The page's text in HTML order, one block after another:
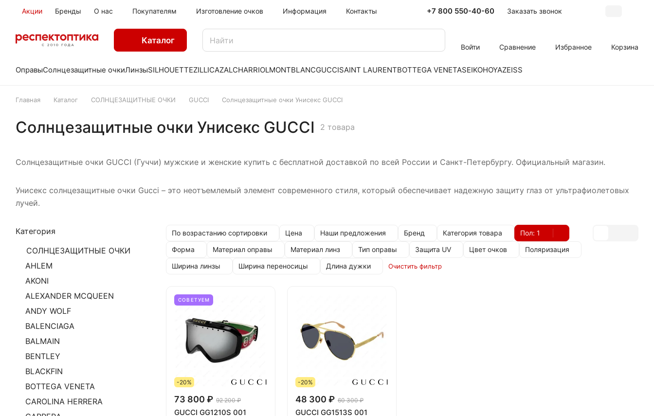
Акции Бренды О нас Покупателям Изготовление очков Информация Контакты +7 800 550-40-60 Заказать звонок
Каталог
Войти Сравнение Избранное Корзина
ОправыСолнцезащитные очкиЛинзыSILHOUETTEZILLICAZALCHARRIOLMONTBLANCGUCCISAINT LAURENTBOTTEGA VENETASEIKOHOYAZEISS
Главная Каталог СОЛНЦЕЗАЩИТНЫЕ ОЧКИ GUCCI Солнцезащитные очки Унисекс GUCCI
Солнцезащитные очки Унисекс GUCCI 2 товара
Солнцезащитные очки GUCCI (Гуччи) мужские и женские купить с бесплатной доставкой по всей России и Санкт-Петербургу. Официальный магазин.
Унисекс солнцезащитные очки Gucci – это неотъемлемый элемент современного стиля, который обеспечивает надежную защиту глаз от ультрафиолетовых
лучей.
По возрастанию сортировки Цена Наши предложения Бренд Категория товара Пол: 1
Форма
Материал оправы Материал линз Тип оправы Защита UV Цвет очков
Поляризация
Ширина линзы
Ширина переносицы Длина дужки Очистить фильтр
СОВЕТУЕМ
-20%
73 800 ₽ 92 200 ₽
GUCCI GG1210S 001
-20%
48 300 ₽ 60 300 ₽
GUCCI GG1513S 001
Категория
СОЛНЦЕЗАЩИТНЫЕ ОЧКИ
AHLEM
AKONI
ALEXANDER MCQUEEN
ANDY WOLF
BALENCIAGA
BALMAIN
BENTLEY
BLACKFIN
BOTTEGA VENETA
CAROLINA HERRERA